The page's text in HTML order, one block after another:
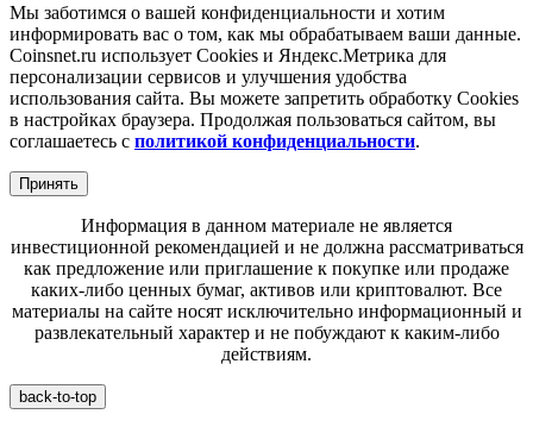
Мы заботимся о вашей конфиденциальности и хотим
информировать вас о том, как мы обрабатываем ваши данные.
Coinsnet.ru использует Cookies и Яндекс.Метрика для
персонализации сервисов и улучшения удобства
использования сайта. Вы можете запретить обработку Cookies
в настройках браузера. Продолжая пользоваться сайтом, вы
соглашаетесь с политикой конфиденциальности.
Принять
Информация в данном материале не является
инвестиционной рекомендацией и не должна рассматриваться
как предложение или приглашение к покупке или продаже
каких-либо ценных бумаг, активов или криптовалют. Все
материалы на сайте носят исключительно информационный и
развлекательный характер и не побуждают к каким-либо
действиям.
back-to-top